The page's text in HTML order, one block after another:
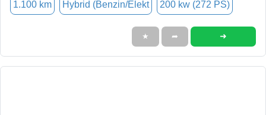
1.100 km Hybrid (Benzin/Elekt 200 kw (272 PS)
★ ➦ ➜